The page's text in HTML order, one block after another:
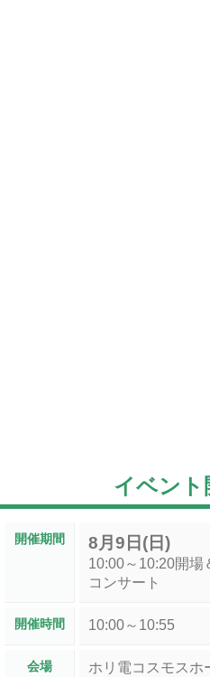
イベント
開催期間 8月9日(日)
10:00～10:20開
コンサート
開催時間 10:00～10:55
会場
ホリ電コスモスホ